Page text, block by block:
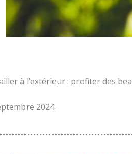
à l’extérieur : profiter des
2024